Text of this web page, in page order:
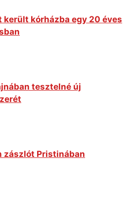
került kórházba egy 20 éves
tesztelné új
zászlót Pristinában